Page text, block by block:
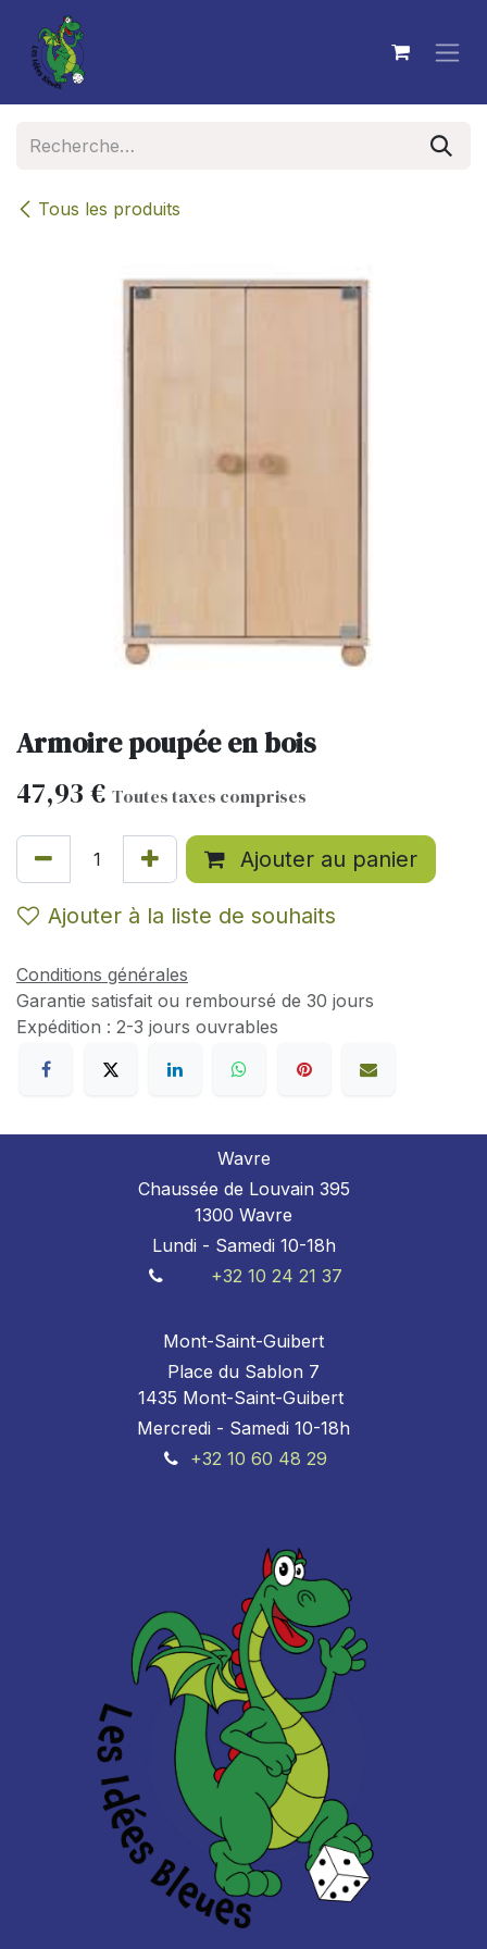
Se rendre au contenu
Tous les produits
Armoire poupée en bois
47,93 € Toutes taxes comprises
Ajouter au panier
Ajouter à la liste de souhaits
Conditions générales
Garantie satisfait ou remboursé de 30 jours
Expédition : 2-3 jours ouvrables
Wavre
Chaussée de Louvain 395
1300 Wavre
Lundi - Samedi 10-18h
+32 10 24 21 37
Mont-Saint-Guibert
Place du Sablon 7
1435 Mont-Saint-Guibert
Mercredi - Samedi 10-18h
+32 10 60 48 29